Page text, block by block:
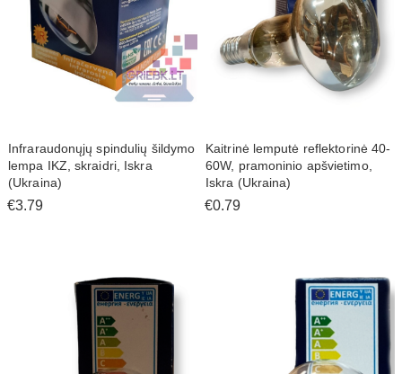
Infraraudonųjų spindulių šildymo
lempa IKZ, skraidri, Iskra
(Ukraina)
€3.79
Kaitrinė lemputė reflektorinė 40-
60W, pramoninio apšvietimo,
Iskra (Ukraina)
€0.79